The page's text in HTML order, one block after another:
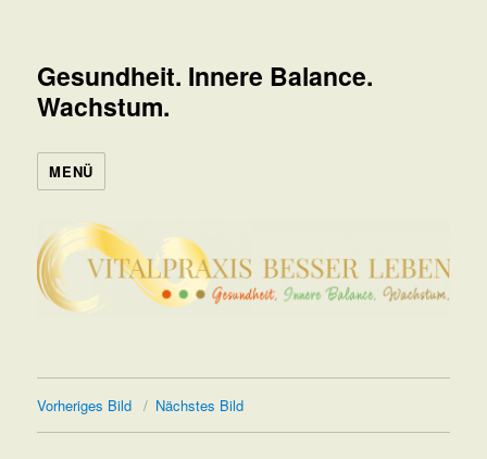
Gesundheit. Innere Balance.
Wachstum.
MENÜ
Vorheriges Bild Nächstes Bild